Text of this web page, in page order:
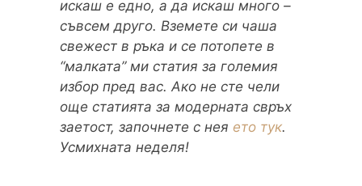
искаш е едно, а да искаш много –
съвсем друго. Вземете си чаша
свежест в ръка и се потопете в
“малката” ми статия за големия
избор пред вас. Ако не сте чели
още статията за модерната свръх
заетост, започнете с нея ето тук.
Усмихната неделя!